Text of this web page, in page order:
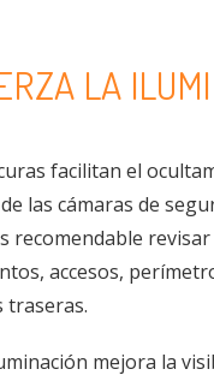
LA
facilitan el
las cámaras de
recomendable
accesos,
traseras.
mejora la